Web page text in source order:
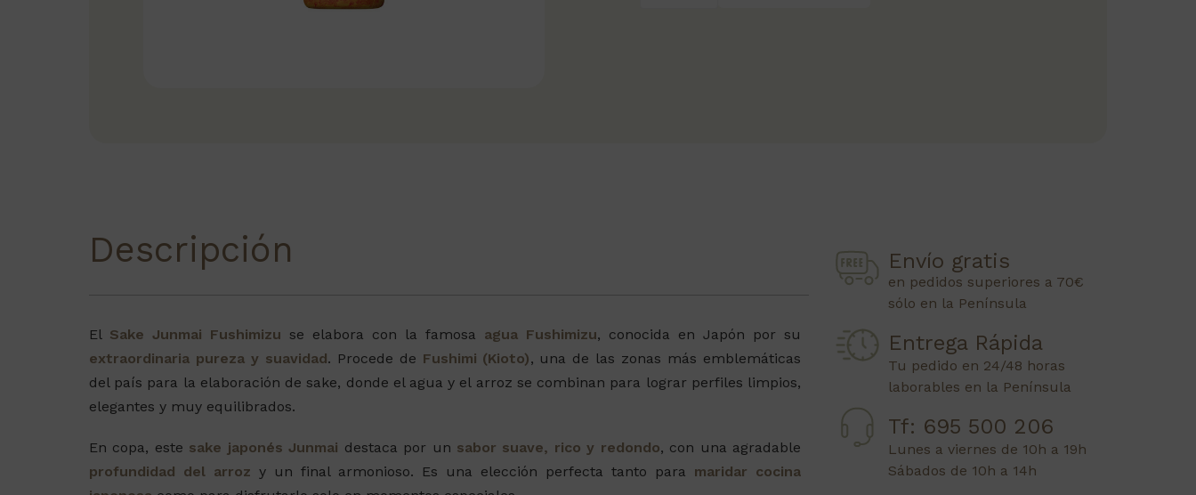
Descripción
El Sake Junmai Fushimizu se elabora con la famosa agua Fushimizu, conocida en Japón por su
extraordinaria pureza y suavidad. Procede de Fushimi (Kioto), una de las zonas más emblemáticas
del país para la elaboración de sake, donde el agua y el arroz se combinan para lograr perfiles limpios,
elegantes y muy equilibrados.
En copa, este sake japonés Junmai destaca por un sabor suave, rico y redondo, con una agradable
profundidad del arroz y un final armonioso. Es una elección perfecta tanto para maridar cocina
Envío gratis
en pedidos superiores a 70€
sólo en la Península
Entrega Rápida
Tu pedido en 24/48 horas
laborables en la Península
Tf: 695 500 206
Lunes a viernes de 10h a 19h
Sábados de 10h a 14h